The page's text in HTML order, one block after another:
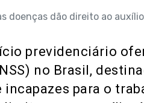
doenças dão direito ao
previdenciário
no Brasil,
para o